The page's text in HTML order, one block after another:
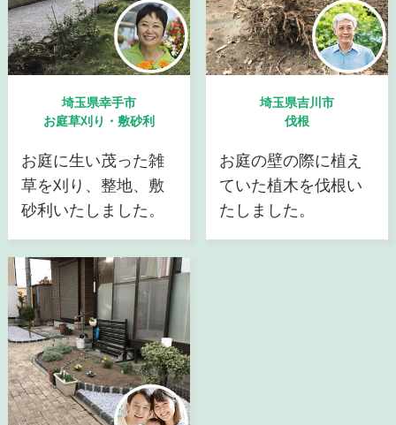
埼玉県幸手市
お庭草刈り・敷砂利
お庭に生い茂った雑
草を刈り、整地、敷
砂利いたしました。
埼玉県吉川市
伐根
お庭の壁の際に植え
ていた植木を伐根い
たしました。